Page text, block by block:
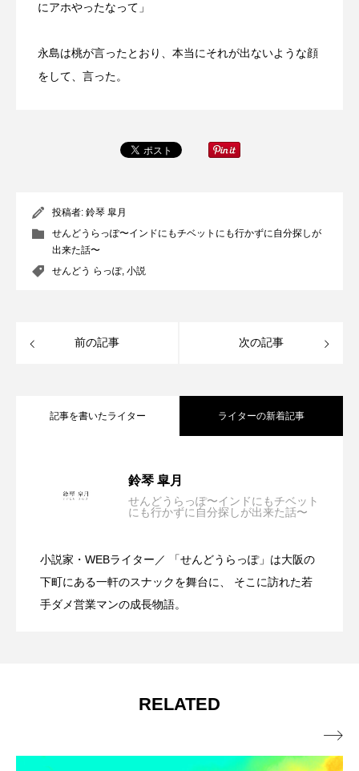
にアホやったなって」
永島は桃が言ったとおり、本当にそれが出ないような顔
をして、言った。
投稿者: 鈴琴 皐月
せんどうらっぽ〜インドにもチベットにも行かずに自分探しが
出来た話〜
せんどう らっぽ, 小説
前の記事 次の記事
記事を書いたライター ライターの新着記事
鈴琴 皐月
せんどうらっぽ〜インドにもチベット
にも行かずに自分探しが出来た話〜
小説家・WEBライター／ 「せんどうらっぽ」は大阪の
下町にある一軒のスナックを舞台に、 そこに訪れた若
手ダメ営業マンの成長物語。
第三章 営業 16
2023.10.29 第三章 営業 15
RELATED
